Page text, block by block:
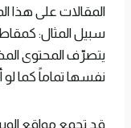
المقالات على
سبيل المثال:
يتصرّف المحتوى
نفسها تماماً كما لو
قد تجمع مواقع